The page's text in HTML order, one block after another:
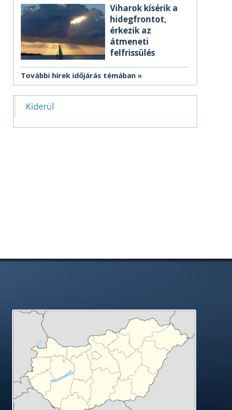
Viharok kísérik a
hidegfrontot,
érkezik az
átmeneti
felfrissülés
További hírek időjárás témában
Kiderül